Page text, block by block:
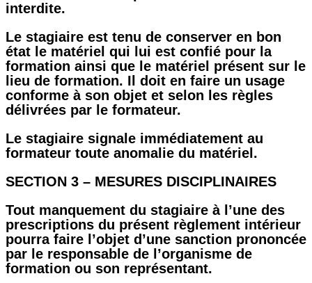
interdite.
Le stagiaire est tenu de conserver en bon
état le matériel qui lui est confié pour la
formation ainsi que le matériel présent sur le
lieu de formation. Il doit en faire un usage
conforme à son objet et selon les règles
délivrées par le formateur.
Le stagiaire signale immédiatement au
formateur toute anomalie du matériel.
SECTION 3 – MESURES DISCIPLINAIRES
Tout manquement du stagiaire à l’une des
prescriptions du présent règlement intérieur
pourra faire l’objet d’une sanction prononcée
par le responsable de l’organisme de
formation ou son représentant.